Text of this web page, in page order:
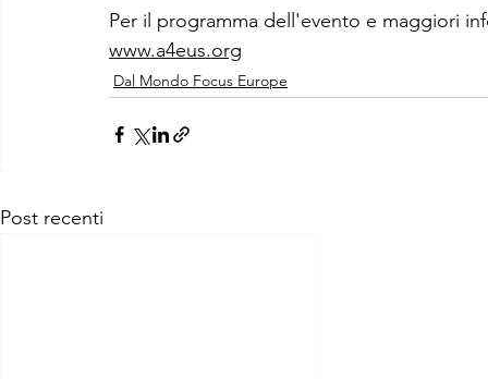
Per il programma dell'evento e maggiori
www.a4eus.org
Dal Mondo Focus Europe
Post recenti